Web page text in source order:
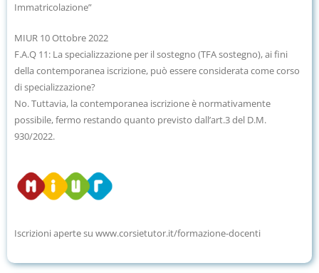
Immatricolazione”
MIUR 10 Ottobre 2022
F.A.Q 11: La specializzazione per il sostegno (TFA sostegno), ai fini
della contemporanea iscrizione, può essere considerata come corso
di specializzazione?
No. Tuttavia, la contemporanea iscrizione è normativamente
possibile, fermo restando quanto previsto dall’art.3 del D.M.
930/2022.
Iscrizioni aperte su www.corsietutor.it/formazione-docenti